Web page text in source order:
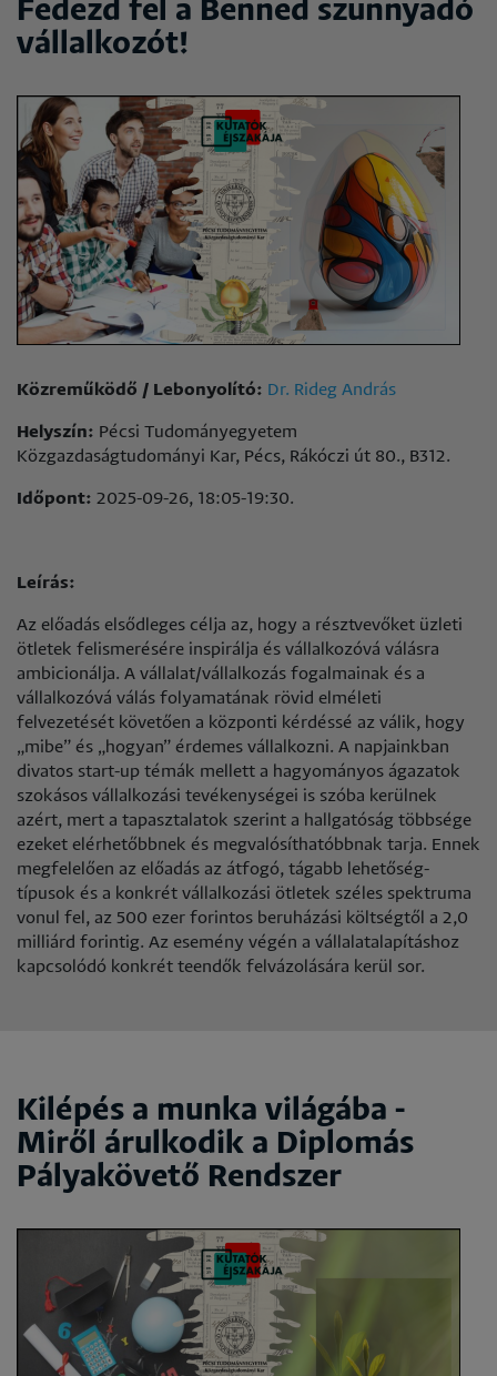
Fedezd fel a Benned szunnyadó
vállalkozót!
Közreműködő / Lebonyolító: Dr. Rideg András
Helyszín: Pécsi Tudományegyetem
Közgazdaságtudományi Kar, Pécs, Rákóczi út 80., B312.
Időpont: 2025-09-26, 18:05-19:30.
Leírás:
Az előadás elsődleges célja az, hogy a résztvevőket üzleti
ötletek felismerésére inspirálja és vállalkozóvá válásra
ambicionálja. A vállalat/vállalkozás fogalmainak és a
vállalkozóvá válás folyamatának rövid elméleti
felvezetését követően a központi kérdéssé az válik, hogy
„mibe” és „hogyan” érdemes vállalkozni. A napjainkban
divatos start-up témák mellett a hagyományos ágazatok
szokásos vállalkozási tevékenységei is szóba kerülnek
azért, mert a tapasztalatok szerint a hallgatóság többsége
ezeket elérhetőbbnek és megvalósíthatóbbnak tarja. Ennek
megfelelően az előadás az átfogó, tágabb lehetőség-
típusok és a konkrét vállalkozási ötletek széles spektruma
vonul fel, az 500 ezer forintos beruházási költségtől a 2,0
milliárd forintig. Az esemény végén a vállalatalapításhoz
kapcsolódó konkrét teendők felvázolására kerül sor.
Kilépés a munka világába -
Miről árulkodik a Diplomás
Pályakövető Rendszer